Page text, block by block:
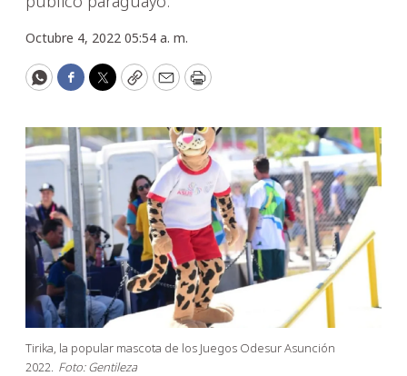
Octubre 4, 2022 05:54 a. m.
WhatsApp
Facebook
Twitter
CopyEmailPrint
Tirika, la popular mascota de los Juegos Odesur Asunción
2022. Foto: Gentileza